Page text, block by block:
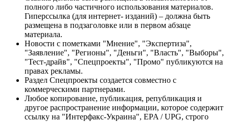
полного либо частичного использования материалов.
Гиперссылка (для интернет- изданий) – должна быть
размещена в подзаголовке или в первом абзаце
материала.
Новости с пометками "Мнение", "Экспертиза",
"Заявление", "Регионы", "Деньги", "Власть", "Выборы",
"Тест-драйв", "Спецпроекты", "Промо" публикуются на
правах рекламы.
Раздел Спецпроекты создается совместно с
коммерческими партнерами.
Любое копирование, публикация, републикация и
другое распространение информации, которое содержит
ссылку на "Интерфакс-Украина", EPA / UPG, строго